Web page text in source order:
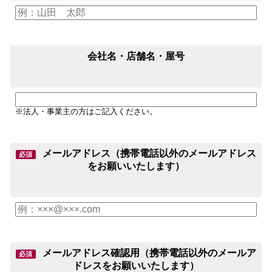
会社名・店舗名・屋号
※法人・事業主の方はご記入ください。
必須
メールアドレス（携帯電話以外のメールアドレス
をお願いいたします）
必須
メールアドレス確認用（携帯電話以外のメールア
ドレスをお願いいたします）